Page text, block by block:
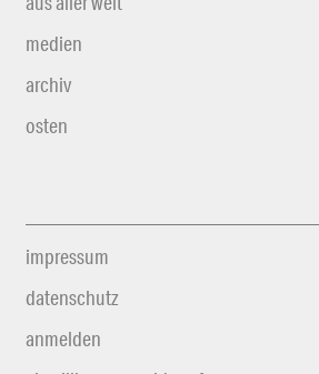
medien
archiv
osten
impressum
datenschutz
anmelden